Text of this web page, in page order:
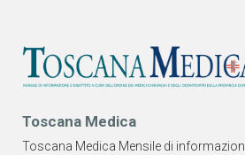
Toscana Medica
Toscana Medica Mensile di